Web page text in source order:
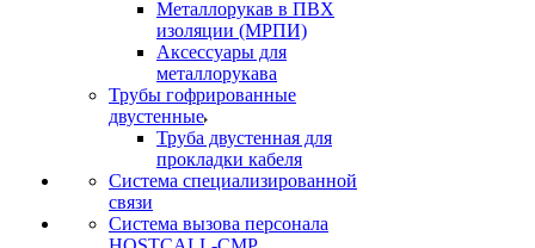
Металлорукав в ПВХ
изоляции (МРПИ)
Аксессуары для
металлорукава
Трубы гофрированные
двустенные
Труба двустенная для
прокладки кабеля
Система специализированной
связи
Cистема вызова персонала